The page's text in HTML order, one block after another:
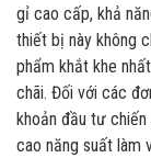
gỉ cao cấp, khả
thiết bị này không
phẩm khắt khe
chãi. Đối với các
khoản đầu tư
cao năng suất làm